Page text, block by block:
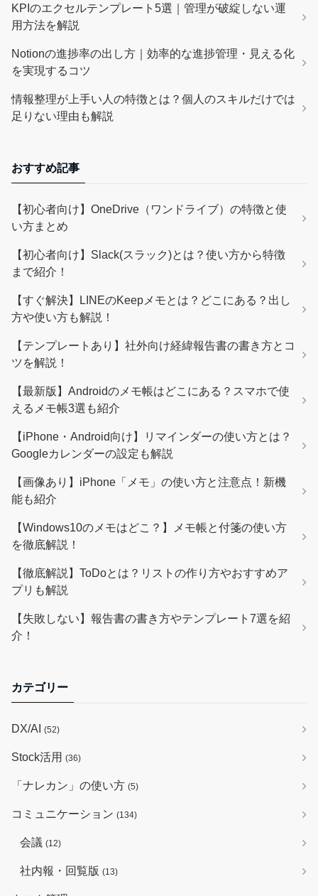
KPIのエクセルテンプレート5選｜管理が破綻しない運
用方法を解説
Notionの進捗率の出し方｜効率的な進捗管理・見える化
を実現するコツ
情報整理が上手い人の特徴とは？個人のスキルだけでは
足りない理由も解説
おすすめ記事
【初心者向け】OneDrive（ワンドライブ）の特徴と使
い方まとめ
【初心者向け】Slack(スラック)とは？使い方から特徴
まで紹介！
【すぐ解決】LINEのKeepメモとは？どこにある？出し
方や使い方も解説！
【テンプレートあり】社外向け経緯報告書の書き方とコ
ツを解説！
【最新版】Androidのメモ帳はどこにある？スマホで使
えるメモ帳3選も紹介
【iPhone・Android向け】リマインダーの使い方とは？
Googleカレンダーの設定も解説
【画像あり】iPhone「メモ」の使い方と注意点！新機
能も紹介
【Windows10のメモはどこ？】メモ帳と付箋の使い方
を徹底解説！
【徹底解説】ToDoとは？リストの作り方やおすすめア
プリも解説
【失敗しない】報告書の書き方やテンプレート7選を紹
介！
カテゴリー
DX/AI (52)
Stock活用 (36)
「ナレカン」の使い方 (5)
コミュニケーション (134)
会議 (12)
社内報・回覧版 (13)